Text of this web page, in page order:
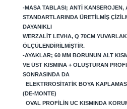
-MASA TABLASI; ANTI KANSEROJEN,
STANDARTLARINDA ÜRETILMIŞ
DAYANIKLI
WERZALIT LEVHA, Q 70CM
ÖLÇÜLENDIRILMIŞTIR.
-AYAKLAR; 60 MM BORUNUN ALT
VE ÜST KISMINA + OLUŞTURAN
SONRASINDA DA
ELEKTRROSITATIK BOYA
(DE-MONTE)
OVAL PROFILIN UC KISMINDA